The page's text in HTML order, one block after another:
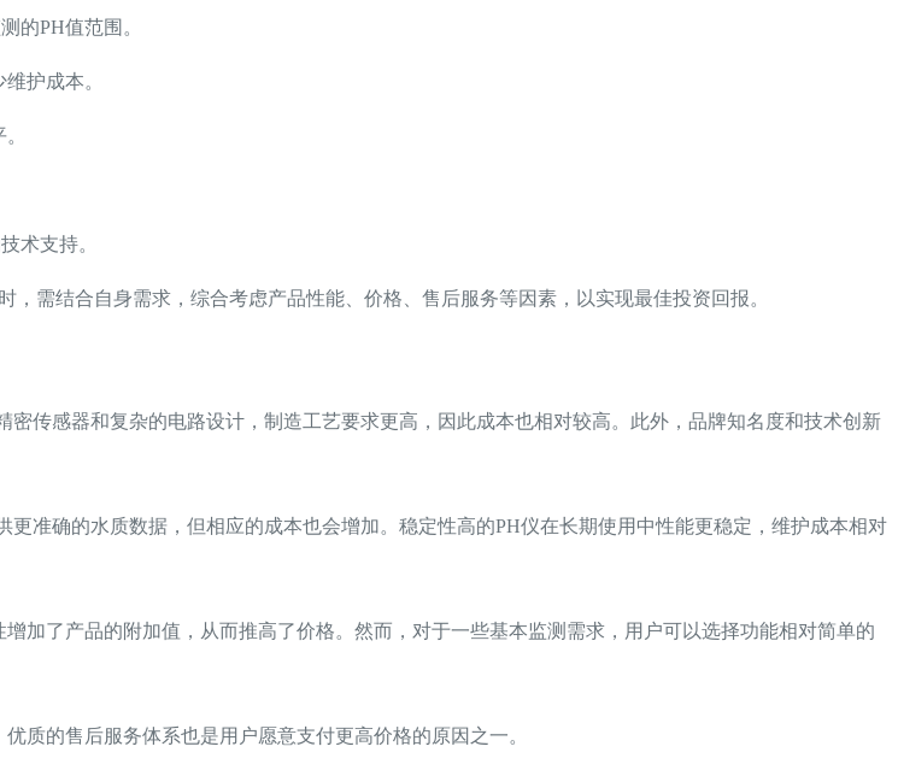
的PH值范围。
护成本。
术支持。
需结合自身需求，综合考虑产品性能、价格、售后服务等因素，以实现最佳投资回报。
传感器和复杂的电路设计，制造工艺要求更高，因此成本也相对较高。此外，品牌知名度和技术创新
准确的水质数据，但相应的成本也会增加。稳定性高的PH仪在长期使用中性能更稳定，维护成本相对
加了产品的附加值，从而推高了价格。然而，对于一些基本监测需求，用户可以选择功能相对简单的
质的售后服务体系也是用户愿意支付更高价格的原因之一。